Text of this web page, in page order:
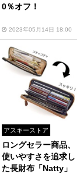
0％オフ！
2023年05月14日 18:00
アスキーストア
ロングセラー商品、
使いやすさを追求し
た長財布「Natty」